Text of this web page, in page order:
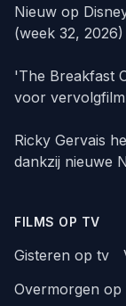
Nieuw op
(week 32, 2026)
'The Breakfast
voor
Ricky Gervais
dankzij nieuwe
FILMS OP TV
Gisteren op tv
Overmorgen op